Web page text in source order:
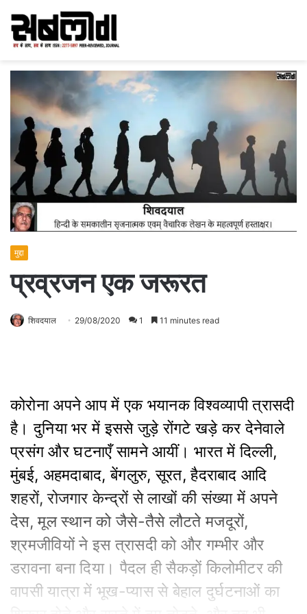
मुद्दा
प्रव्रजन एक जरूरत
शिवदयाल 29/08/2020 1 11 minutes read
कोरोना अपने आप में एक भयानक विश्वव्यापी त्रासदी
है। दुनिया भर में इससे जुड़े रोंगटे खड़े कर देनेवाले
प्रसंग और घटनाएँ सामने आयीं। भारत में दिल्ली,
मुंबई, अहमदाबाद, बेंगलुरु, सूरत, हैदराबाद आदि
शहरों, रोजगार केन्द्रों से लाखों की संख्या में अपने
देस, मूल स्थान को जैसे-तैसे लौटते मजदूरों,
श्रमजीवियों ने इस त्रासदी को और गम्भीर और
डरावना बना दिया। पैदल ही सैकड़ों किलोमीटर की
वापसी यात्रा में भूख-प्यास से बेहाल दुर्घटनाओं का